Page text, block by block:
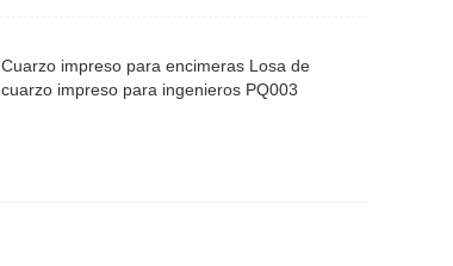
Cuarzo impreso para encimeras Losa de
cuarzo impreso para ingenieros PQ003